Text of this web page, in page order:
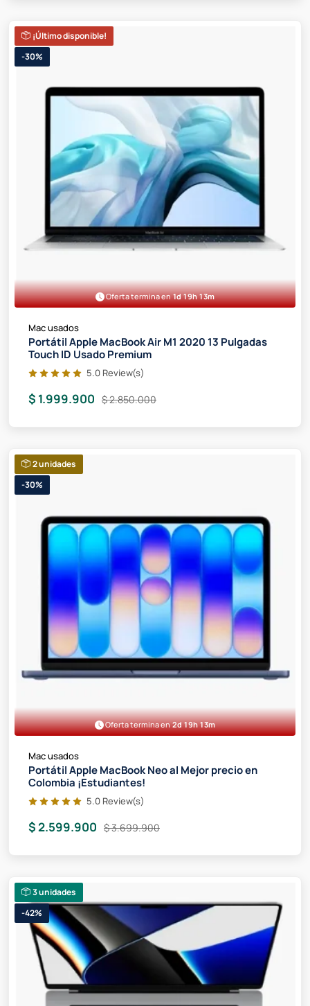
¡Último disponible!
-30%
Oferta termina en 1d 19h 13m
Mac usados
Portátil Apple MacBook Air M1 2020 13 Pulgadas
Touch ID Usado Premium
5.0 Review(s)
$ 1.999.900 $ 2.850.000
2 unidades
-30%
Oferta termina en 2d 19h 13m
Mac usados
Portátil Apple MacBook Neo al Mejor precio en
Colombia ¡Estudiantes!
5.0 Review(s)
$ 2.599.900 $ 3.699.900
3 unidades
-42%